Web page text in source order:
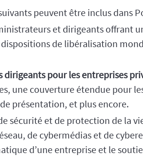
peuvent être inclus dans
et dirigeants offrant
de libéralisation
pour les entreprises
une couverture étendue pour
présentation, et plus encore.
sécurité et de protection de la
de cybermédias et de
d’une entreprise et le